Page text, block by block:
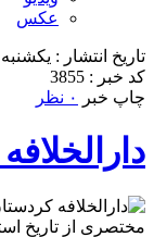
عکس
تاریخ انتشار : یکشنبه ۲۲ مهر ۱۴۰۳ - ۱۲:۵۸
کد خبر : 3855
چاپ خبر
۰ نظر
مختصری از تاریخ استانداری کردستان،